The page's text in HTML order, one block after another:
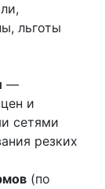
льготы
—
и
сетями
резких
(по